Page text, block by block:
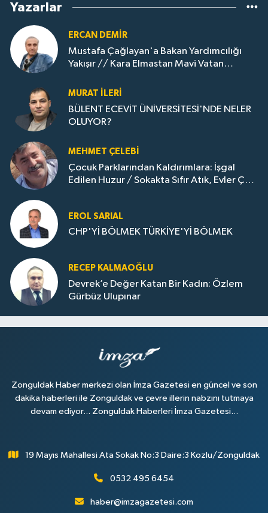
Yazarlar
ERCAN DEMIR
Mustafa Çağlayan'a Bakan Yardımcılığı
Yakışır // ​Kara Elmastan Mavi Vatan
MURAT İLERI
BÜLENT ECEVİT ÜNİVERSİTESİ'NDE NELER
OLUYOR?
MEHMET ÇELEBI
Çocuk Parklarından Kaldırımlara: İşgal
Edilen Huzur / Sokakta Sıfır Atık, Evler Çöp
EROL SARIAL
CHP'Yİ BÖLMEK TÜRKİYE'Yİ BÖLMEK
RECEP KALMAOĞLU
Devrek’e Değer Katan Bir Kadın: Özlem
Gürbüz Ulupınar
Zonguldak Haber merkezi olan İmza Gazetesi en güncel ve son
dakika haberleri ile Zonguldak ve çevre illerin nabzını tutmaya
devam ediyor... Zonguldak Haberleri İmza Gazetesi...
19 Mayıs Mahallesi Ata Sokak No:3 Daire:3 Kozlu/Zonguldak
0532 495 6454
haber@imzagazetesi.com